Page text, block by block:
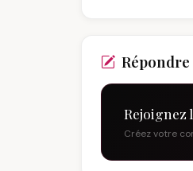
Répondre
Rejoignez
Créez votre